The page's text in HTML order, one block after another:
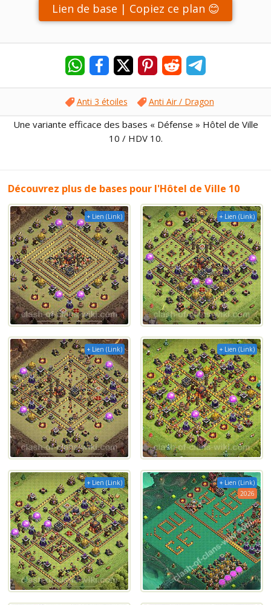
Lien de base | Copiez ce plan 😊
Anti 3 étoiles Anti Air / Dragon
Une variante efficace des bases « Défense » Hôtel de Ville
10 / HDV 10.
Découvrez plus de bases pour l'Hôtel de Ville 10
+ Lien (Link) + Lien (Link)
+ Lien (Link) + Lien (Link)
+ Lien (Link)
+ Lien (Link)
2026